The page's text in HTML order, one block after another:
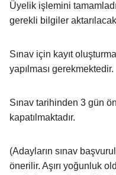
Üyelik işlemini
gerekli bilgiler
Sınav için kayıt
yapılması gerekmektedir.
Sınav tarihinden 3 gün
kapatılmaktadır.
(Adayların sınav
önerilir. Aşırı yoğunluk